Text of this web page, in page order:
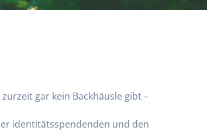
gar kein Backhäusle gibt –
identitätsspendenden und den